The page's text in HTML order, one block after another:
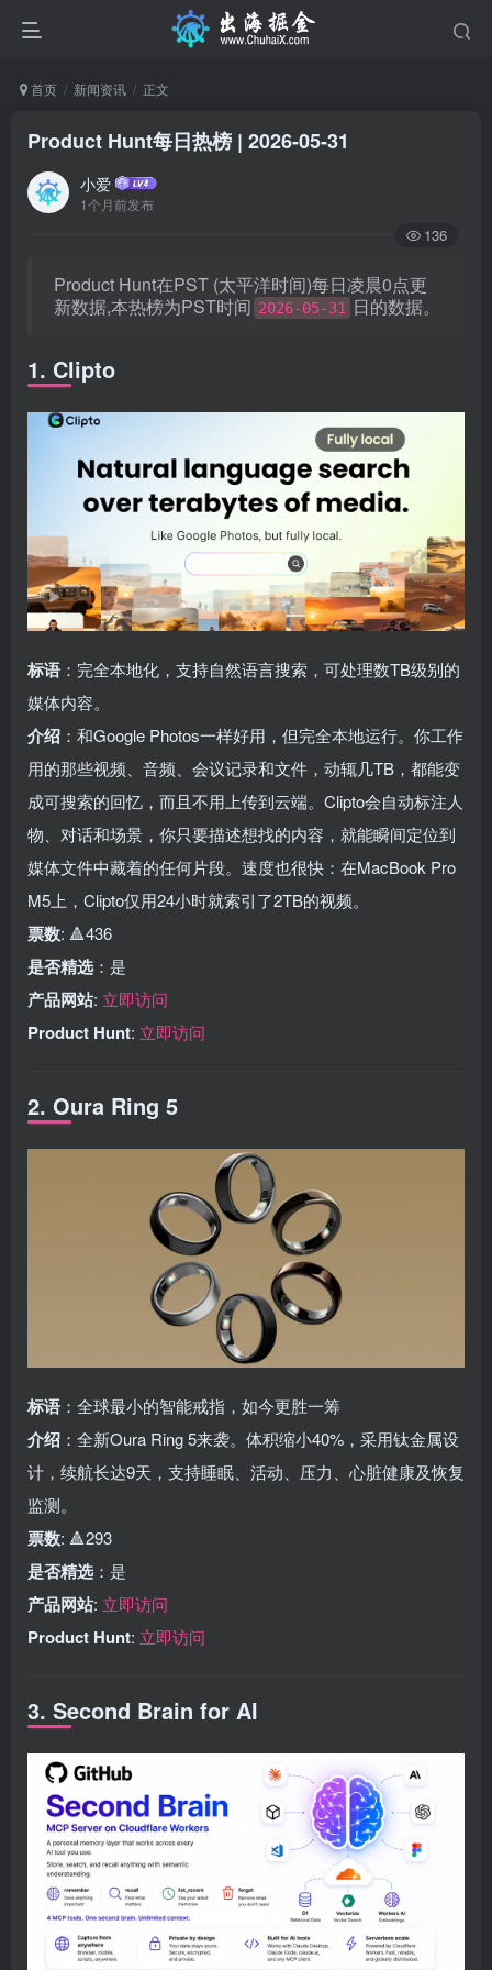
首页 新闻资讯 正文
Product Hunt每日热榜 | 2026-05-31
小爱
1个月前发布
136
Product Hunt在PST (太平洋时间)每日凌晨0点更
新数据,本热榜为PST时间 2026-05-31 日的数据。
1. Clipto
标语 ：完全本地化，支持自然语言搜索，可处理数TB级别的
媒体内容。
介绍 ：和Google Photos一样好用，但完全本地运行。你工作
用的那些视频、音频、会议记录和文件，动辄几TB，都能变
成可搜索的回忆，而且不用上传到云端。Clipto会自动标注人
物、对话和场景，你只要描述想找的内容，就能瞬间定位到
媒体文件中藏着的任何片段。速度也很快：在MacBook Pro
M5上，Clipto仅用24小时就索引了2TB的视频。
票数: 🔺436
是否精选 ：是
产品网站: 立即访问
Product Hunt: 立即访问
2. Oura Ring 5
标语 ：全球最小的智能戒指，如今更胜一筹
介绍 ：全新Oura Ring 5来袭。体积缩小40%，采用钛金属设
计，续航长达9天，支持睡眠、活动、压力、心脏健康及恢复
监测。
票数: 🔺293
是否精选 ：是
产品网站: 立即访问
Product Hunt: 立即访问
3. Second Brain for AI